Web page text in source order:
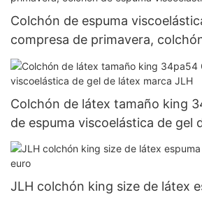
Colchón de espuma
compresa de primavera,
viscoelástica, empresa OEM
Colchón de látex tamaño king
de espuma viscoelástica de gel
JLH
JLH colchón king size de látex